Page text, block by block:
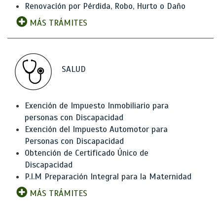
Renovación por Pérdida, Robo, Hurto o Daño
MÁS TRÁMITES
SALUD
Exención de Impuesto Inmobiliario para
personas con Discapacidad
Exención del Impuesto Automotor para
Personas con Discapacidad
Obtención de Certificado Único de
Discapacidad
P.I.M Preparación Integral para la Maternidad
MÁS TRÁMITES